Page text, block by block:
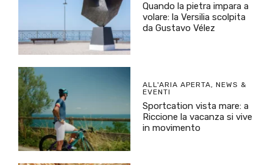
Quando la pietra impara a
volare: la Versilia scolpita
da Gustavo Vélez
ALL'ARIA APERTA, NEWS &
EVENTI
Sportcation vista mare: a
Riccione la vacanza si vive
in movimento